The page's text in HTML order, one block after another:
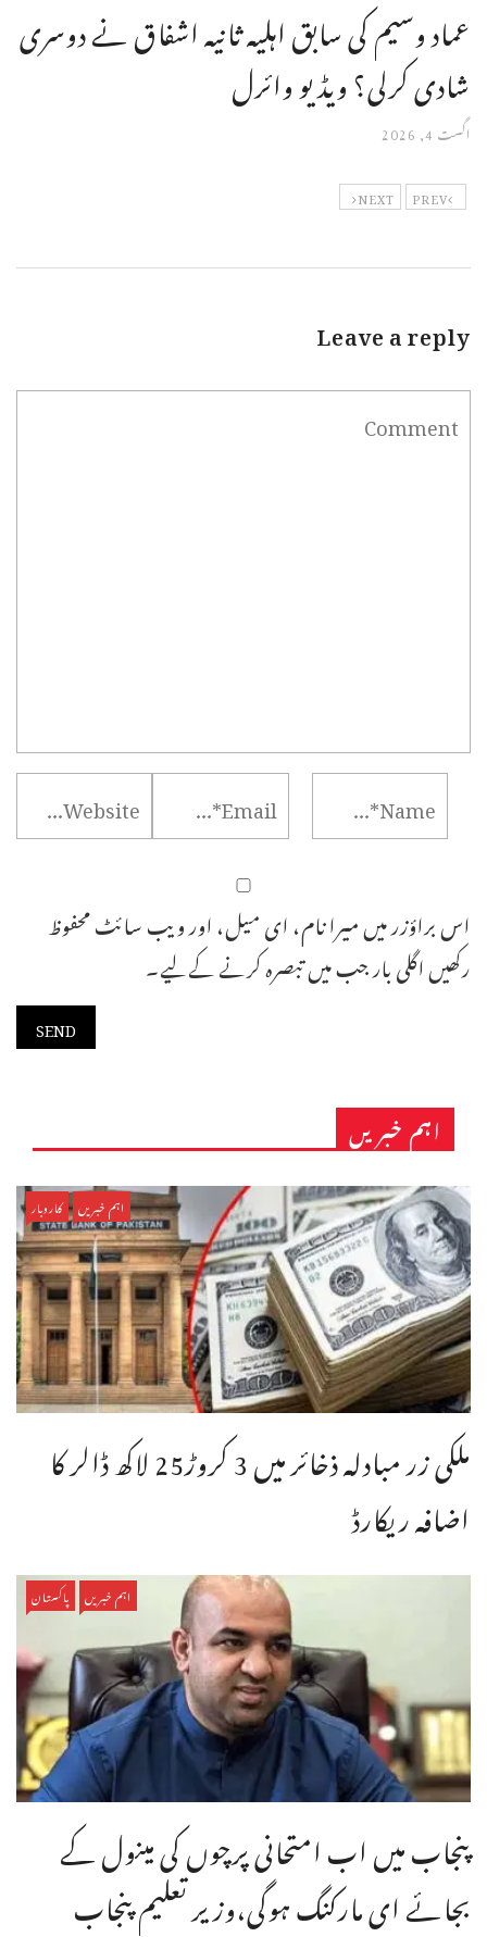
عماد وسیم کی سابق اہلیہ ثانیہ اشفاق نے دوسری
شادی کرلی؟ ویڈیو وائرل
اگست 4, 2026
PREV
NEXT
Leave a reply
اس براؤزر میں میرا نام، ای میل، اور ویب سائٹ محفوظ
رکھیں اگلی بار جب میں تبصرہ کرنے کےلیے۔
اہم خبریں
اہم خبریں کاروبار
ملکی زر مبادلہ ذخائر میں 3 کروڑ25 لاکھ ڈالر کا
اضافہ ریکارڈ
اہم خبریں پاکستان
پنجاب میں اب امتحانی پرچوں کی مینول کے
بجائے ای مارکنگ ہوگی،وزیر تعلیم پنجاب